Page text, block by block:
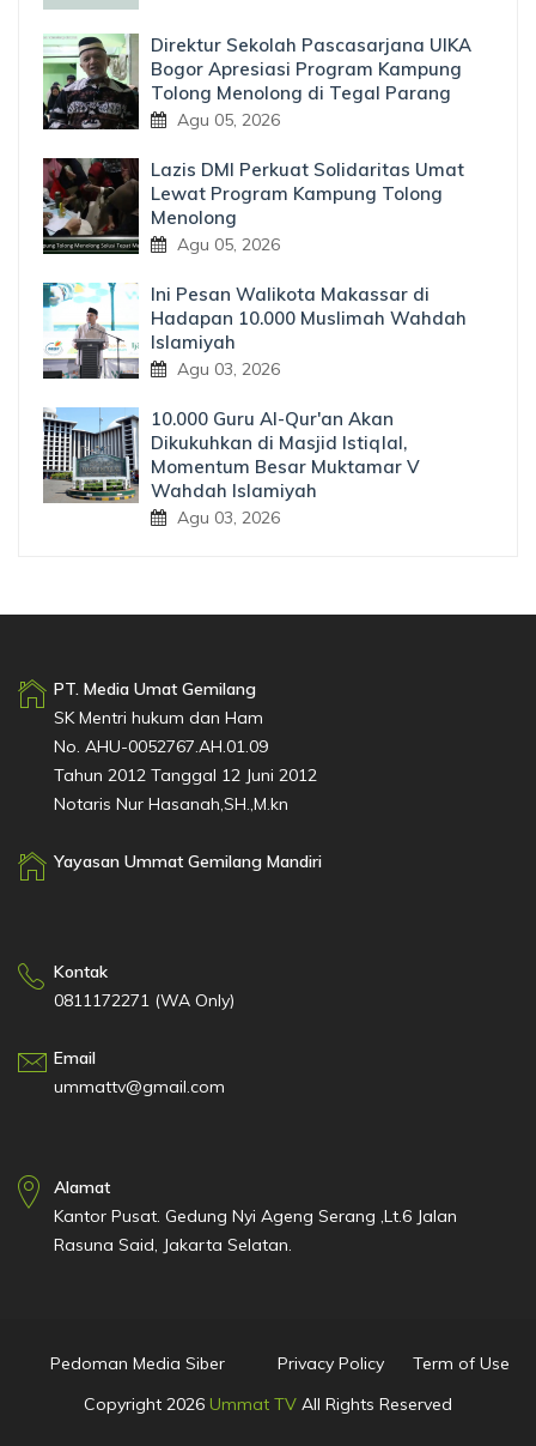
Direktur Sekolah Pascasarjana UIKA
Bogor Apresiasi Program Kampung
Tolong Menolong di Tegal Parang
Agu 05, 2026
Lazis DMI Perkuat Solidaritas Umat
Lewat Program Kampung Tolong
Menolong
Agu 05, 2026
Ini Pesan Walikota Makassar di
Hadapan 10.000 Muslimah Wahdah
Islamiyah
Agu 03, 2026
10.000 Guru Al-Qur'an Akan
Dikukuhkan di Masjid Istiqlal,
Momentum Besar Muktamar V
Wahdah Islamiyah
Agu 03, 2026
PT. Media Umat Gemilang
SK Mentri hukum dan Ham
No. AHU-0052767.AH.01.09
Tahun 2012 Tanggal 12 Juni 2012
Notaris Nur Hasanah,SH.,M.kn
Yayasan Ummat Gemilang Mandiri
Kontak
0811172271 (WA Only)
Email
ummattv@gmail.com
Alamat
Kantor Pusat. Gedung Nyi Ageng Serang ,Lt.6 Jalan
Rasuna Said, Jakarta Selatan.
Pedoman Media Siber Privacy Policy
Term of Use
Copyright 2026 Ummat TV All Rights Reserved